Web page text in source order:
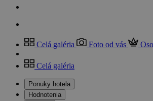
Celá galéria Foto od vás
Celá galéria
Ponuky hotela
Hodnotenia